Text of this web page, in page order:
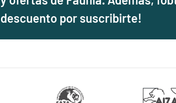
descuento por suscribirte!